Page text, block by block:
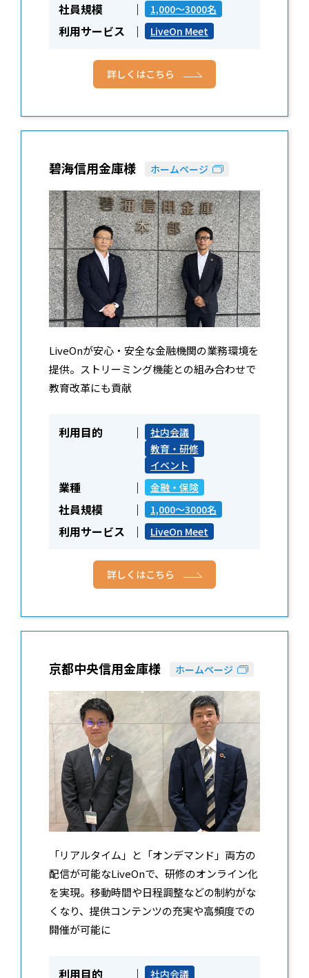
社員規模 1,000～3000名
利用サービス LiveOn Meet
詳しくはこちら
碧海信用金庫様 ホームページ
LiveOnが安心・安全な金融機関の業務環境を
提供。ストリーミング機能との組み合わせで
教育改革にも貢献
利用目的
社内会議
教育・研修
イベント
業種 金融・保険
社員規模 1,000～3000名
利用サービス LiveOn Meet
詳しくはこちら
京都中央信用金庫様 ホームページ
「リアルタイム」と「オンデマンド」両方の
配信が可能なLiveOnで、研修のオンライン化
を実現。移動時間や日程調整などの制約がな
くなり、提供コンテンツの充実や高頻度での
開催が可能に
利用目的 社内会議